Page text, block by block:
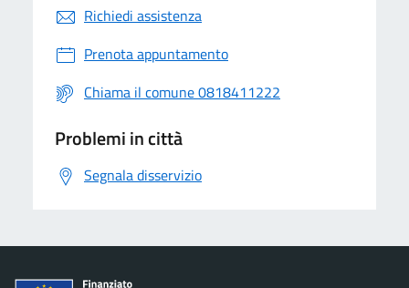
Richiedi assistenza
Prenota appuntamento
Chiama il comune 0818411222
Problemi in città
Segnala disservizio